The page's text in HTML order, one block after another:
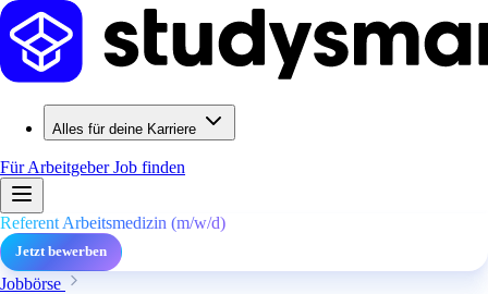
Alles für deine Karriere
Für ArbeitgeberJob finden
Referent Arbeitsmedizin (m/w/d)
Jetzt bewerben
Jobbörse